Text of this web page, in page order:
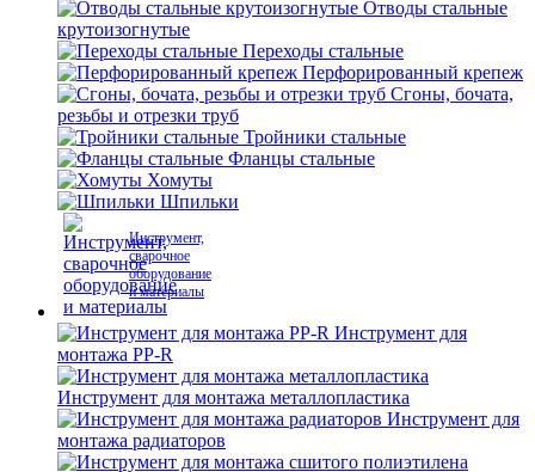
Отводы стальные
крутоизогнутые
Переходы стальные
Перфорированный крепеж
Сгоны, бочата,
резьбы и отрезки труб
Тройники стальные
Фланцы стальные
Хомуты
Шпильки
Инструмент,
сварочное
оборудование
и материалы
Инструмент для
монтажа PP-R
Инструмент для монтажа металлопластика
Инструмент для
монтажа радиаторов